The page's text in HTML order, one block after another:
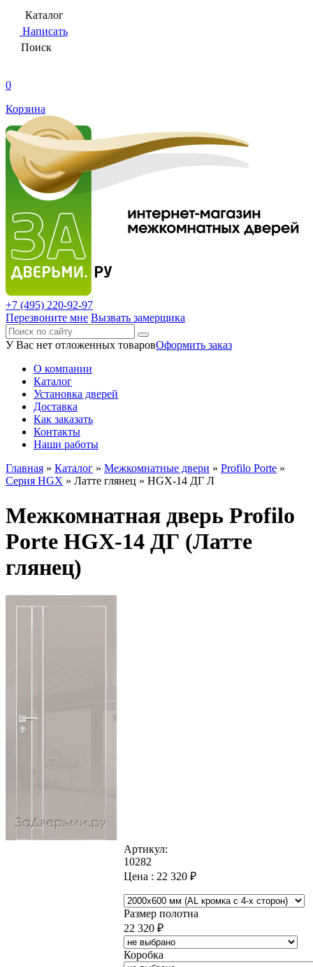
Каталог
Написать
Поиск
0
Корзина
+7 (495) 220-92-97
Перезвоните мне Вызвать замерщика
У Вас нет отложенных товаровОформить заказ
О компании
Каталог
Установка дверей
Доставка
Как заказать
Контакты
Наши работы
Главная » Каталог » Межкомнатные двери » Profilo Porte »
Серия HGX » Латте глянец » HGX-14 ДГ Л
Межкомнатная дверь Profilo
Porte HGX-14 ДГ (Латте
глянец)
Артикул:
10282
Цена : 22 320 ₽
Размер полотна
22 320 ₽
Коробка